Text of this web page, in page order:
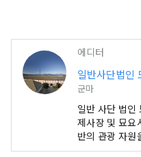
에디터
일반사단법인
군마
일반 사단 법인
제사장 및 묘요
반의 관광 자원
록 DMO)으로